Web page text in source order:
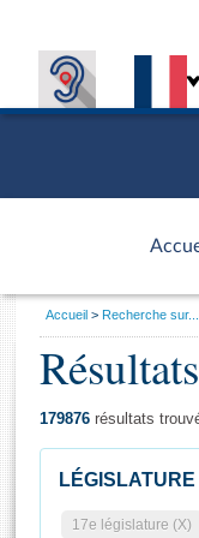
Général
Vous
Accueil Recherche sur...
179876 résultats
LÉGISLATURE
17e législature (X)